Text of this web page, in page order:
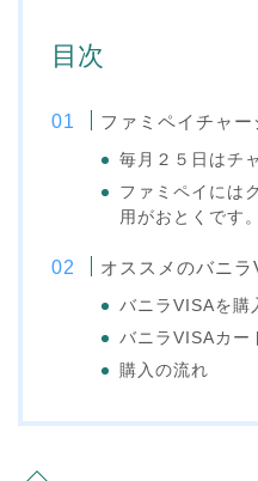
目次
ファミペイチャ
毎月２５日はチ
ファミペイには
用がおとくです。
オススメのバニ
バニラVISAを購
バニラVISAカー
購入の流れ